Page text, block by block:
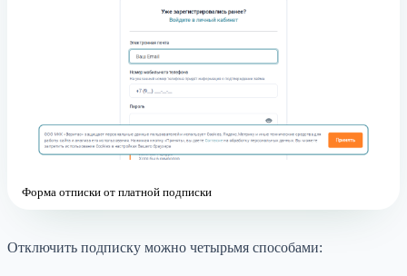
Форма отписки от платной подписки
Отключить подписку можно четырьмя способами: